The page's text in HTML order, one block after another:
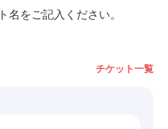
をご記入ください。
チケット一覧